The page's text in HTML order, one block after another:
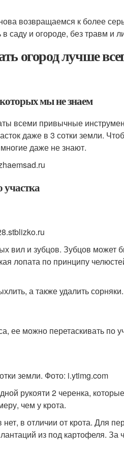
возвращаемся к более
саду и огороде, без травм и
огород лучше
мы не знаем
всеми привычные
даже в 3 сотки земли.
даже не знают.
участка
вил и зубцов. Зубцов может
лопата по принципу
а также удалить
ее можно перетаскивать по
земли. Фото: i.ytimg.com
рукояти 2 черенка,
чем у крота.
в отличии от крота. Для
из под картофеля. За